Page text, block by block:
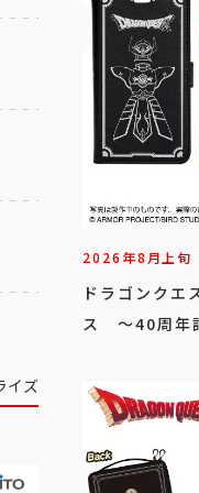
イズ
2026年8月上旬
ドラゴンク
ス ～40周年